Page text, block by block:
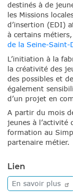
destinés à de
les Missions
d’insertion (EDI)
à certains métiers,
de la Seine-Saint-
L’initiation à la
la créativité des
des possibles et
également
d’un projet en
A partir du mois
jeunes à l’activité
formation au
partenaire métier.
Lien
En savoir plus